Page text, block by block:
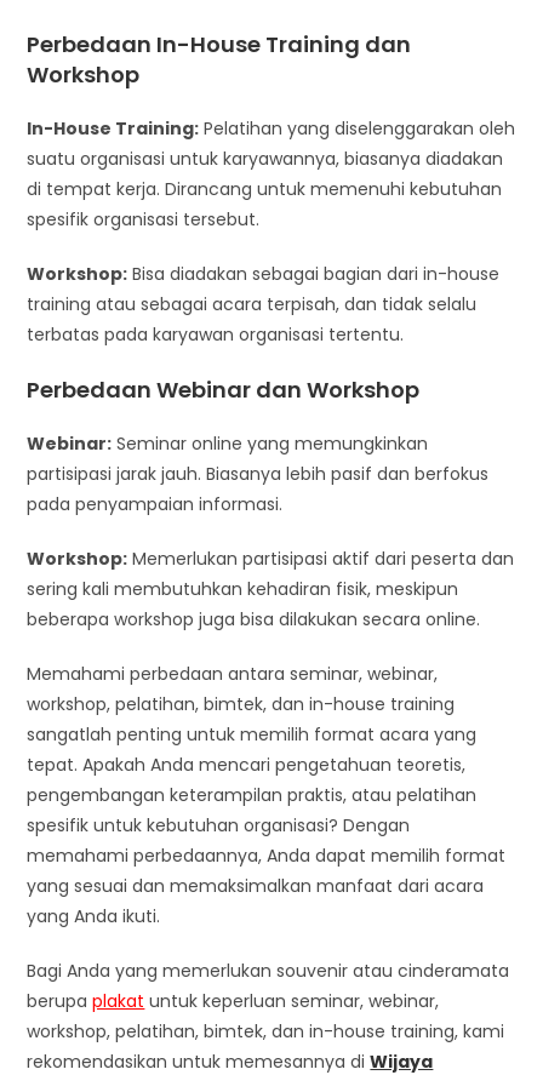
Perbedaan In-House Training dan
Workshop
In-House Training: Pelatihan yang diselenggarakan oleh
suatu organisasi untuk karyawannya, biasanya diadakan
di tempat kerja. Dirancang untuk memenuhi kebutuhan
spesifik organisasi tersebut.
Workshop: Bisa diadakan sebagai bagian dari in-house
training atau sebagai acara terpisah, dan tidak selalu
terbatas pada karyawan organisasi tertentu.
Perbedaan Webinar dan Workshop
Webinar: Seminar online yang memungkinkan
partisipasi jarak jauh. Biasanya lebih pasif dan berfokus
pada penyampaian informasi.
Workshop: Memerlukan partisipasi aktif dari peserta dan
sering kali membutuhkan kehadiran fisik, meskipun
beberapa workshop juga bisa dilakukan secara online.
Memahami perbedaan antara seminar, webinar,
workshop, pelatihan, bimtek, dan in-house training
sangatlah penting untuk memilih format acara yang
tepat. Apakah Anda mencari pengetahuan teoretis,
pengembangan keterampilan praktis, atau pelatihan
spesifik untuk kebutuhan organisasi? Dengan
memahami perbedaannya, Anda dapat memilih format
yang sesuai dan memaksimalkan manfaat dari acara
yang Anda ikuti.
Bagi Anda yang memerlukan souvenir atau cinderamata
berupaplakat untuk keperluan seminar, webinar,
workshop, pelatihan, bimtek, dan in-house training, kami
rekomendasikan untuk memesannya diWijaya